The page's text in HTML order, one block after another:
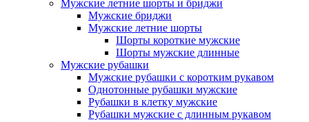
Мужские летние шорты и бриджи
Мужские бриджи
Мужские летние шорты
Шорты короткие мужские
Шорты мужские длинные
Мужские рубашки
Мужские рубашки с коротким рукавом
Однотонные рубашки мужские
Рубашки в клетку мужские
Рубашки мужские с длинным рукавом